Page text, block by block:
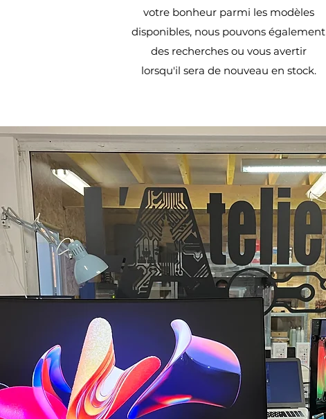
votre bonheur parmi les modèles
disponibles, nous pouvons également
des recherches ou vous avertir
lorsqu'il sera de nouveau en stock.